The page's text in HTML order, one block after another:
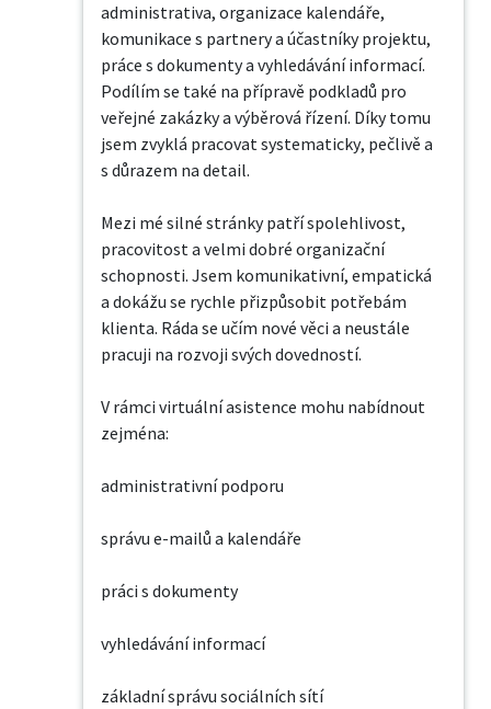
administrativa, organizace kalendáře,
komunikace s partnery a účastníky projektu,
práce s dokumenty a vyhledávání informací.
Podílím se také na přípravě podkladů pro
veřejné zakázky a výběrová řízení. Díky tomu
jsem zvyklá pracovat systematicky, pečlivě a
s důrazem na detail.
Mezi mé silné stránky patří spolehlivost,
pracovitost a velmi dobré organizační
schopnosti. Jsem komunikativní, empatická
a dokážu se rychle přizpůsobit potřebám
klienta. Ráda se učím nové věci a neustále
pracuji na rozvoji svých dovedností.
V rámci virtuální asistence mohu nabídnout
zejména:
administrativní podporu
správu e-mailů a kalendáře
práci s dokumenty
vyhledávání informací
základní správu sociálních sítí